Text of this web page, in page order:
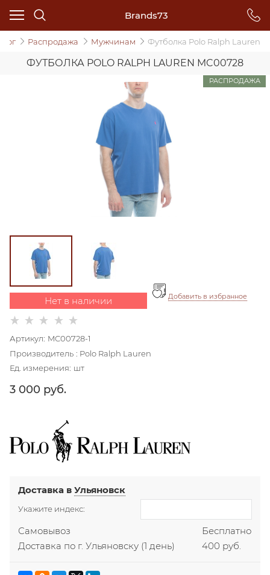
Brands73
Распродажа Мужчинам Футболка Polo Ralph Lauren
ФУТБОЛКА POLO RALPH LAUREN MC00728
РАСПРОДАЖА
Нет в наличии Добавить в избранное
Артикул: MC00728-1
Производитель : Polo Ralph Lauren
Ед. измерения: шт
3 000 руб.
Доставка вУльяновск
Укажите индекс:
Самовывоз
Бесплатно
Доставка по г. Ульяновску (1 день) 400 руб.